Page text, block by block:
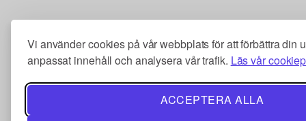
Vi använder cookies på vår webbplats för att förbättra din
anpassat innehåll och analysera vår trafik. Läs vår
ACCEPTERA ALLA